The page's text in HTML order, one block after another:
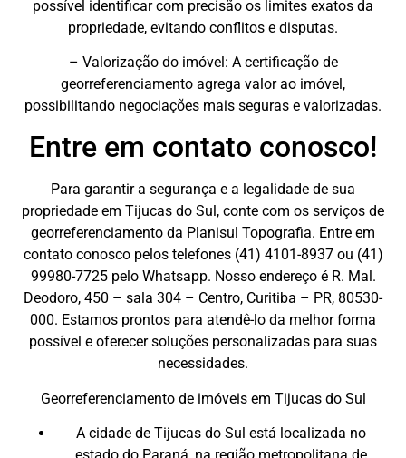
possível identificar com precisão os limites exatos da
propriedade, evitando conflitos e disputas.
– Valorização do imóvel: A certificação de
georreferenciamento agrega valor ao imóvel,
possibilitando negociações mais seguras e valorizadas.
Entre em contato conosco!
Para garantir a segurança e a legalidade de sua
propriedade em Tijucas do Sul, conte com os serviços de
georreferenciamento da Planisul Topografia. Entre em
contato conosco pelos telefones (41) 4101-8937 ou (41)
99980-7725 pelo Whatsapp. Nosso endereço é R. Mal.
Deodoro, 450 – sala 304 – Centro, Curitiba – PR, 80530-
000. Estamos prontos para atendê-lo da melhor forma
possível e oferecer soluções personalizadas para suas
necessidades.
Georreferenciamento de imóveis em Tijucas do Sul
A cidade de Tijucas do Sul está localizada no